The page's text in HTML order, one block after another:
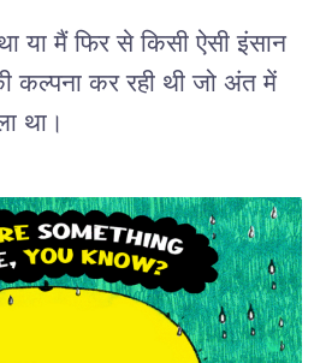
या मैं फिर से किसी ऐसी इंसान
कल्पना कर रही थी जो अंत में
था।